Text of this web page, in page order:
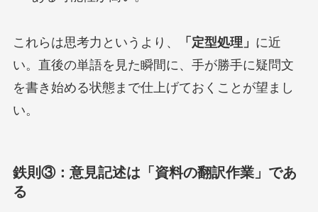
これらは思考力というより、 「定型処理」 に近
い。直後の単語を見た瞬間に、手が勝手に疑問文
を書き始める状態まで仕上げておくことが望まし
い。
鉄則③：意見記述は「資料の翻訳作業」であ
る